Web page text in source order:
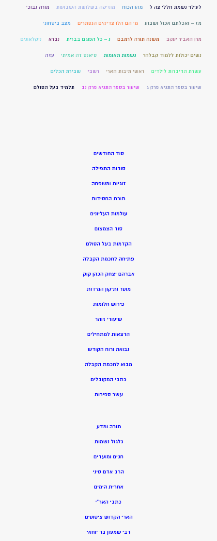
לעילוי נשמת חללי צה ל מהו הכוח מוזיקה בשלושת השבועות מורה נבוכי
מז – ואכלתם אכול ושבוע מי הם הלו צדיקים הנסתרים מצב ביטחוני
מרן האביר יעקב משנה תורה לרמבם נ – כל הפוגם בברית נברא ניקלאונים
נשים יכולות ללמוד קבלה? נשמות תאומות סיאנס זה אמיתי עזה
עשרת הדיברות לילדים ראשי תיבות הארי רשבי שבירת הכלים
שיעור בספר התניא פרק ג שיעור בספר התניא פרק נב תלמיד בעל הסולם
סוד החודשים
סודות התפילה
זוגיות ומשפחה
תורת החסידות
עולמות העליונים
סוד הצמצום
הקדמות בעל הסולם
פתיחה לחכמת הקבלה
אברהם יצחק הכהן קוק
מוסר ותיקון המידות
פירוש חלומות
שיעורי זוהר
הרצאות למתחילים
נבואה ורוח הקודש
מבוא לחכמת הקבלה
כתבי המקובלים
עשר ספירות
תורה ומדע
גלגול נשמות
חגים ומועדים
הרב אדם סיני
אחרית הימים
כתבי האר”י
הארי הקדוש ציטוטים
רבי שמעון בר יוחאי